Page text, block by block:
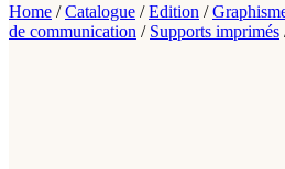
Home /Catalogue /Edition /
de communication / Supports imprimés